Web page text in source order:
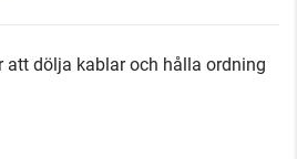
att dölja kablar och hålla ordning